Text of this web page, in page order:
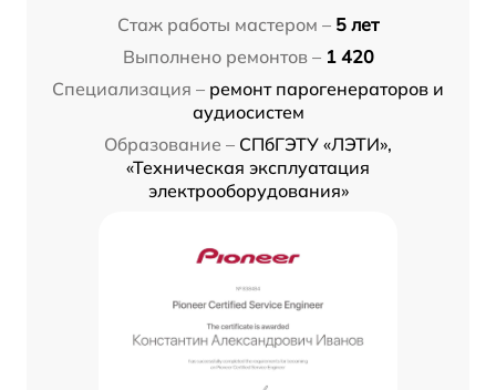
Стаж работы мастером – 5 лет
Выполнено ремонтов – 1 420
Специализация – ремонт парогенераторов и
аудиосистем
Образование – СПбГЭТУ «ЛЭТИ»,
«Техническая эксплуатация
электрооборудования»